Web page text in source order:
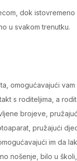
dok
u svakom trenutku.
omogućavajući
s roditeljima, a
brojeve,
pružajući
im da
nošenje, bilo u